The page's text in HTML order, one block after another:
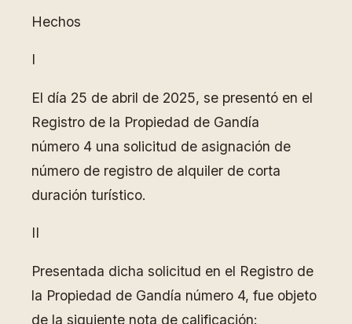
Hechos
I
El día 25 de abril de 2025, se presentó en el
Registro de la Propiedad de Gandía
número 4 una solicitud de asignación de
número de registro de alquiler de corta
duración turístico.
II
Presentada dicha solicitud en el Registro de
la Propiedad de Gandía número 4, fue objeto
de la siguiente nota de calificación: